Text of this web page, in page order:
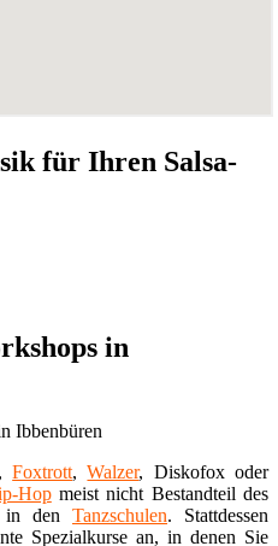
für Ihren Salsa-
in
Foxtrott,Walzer, Diskofox oder
Hopmeist nicht Bestandteil des
in den Tanzschulen. Stattdessen
Spezialkurse an, in denen Sie